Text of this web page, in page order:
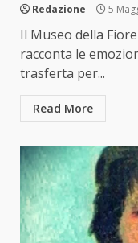
Redazione 5
Il Museo della
racconta le
trasferta per...
Read More